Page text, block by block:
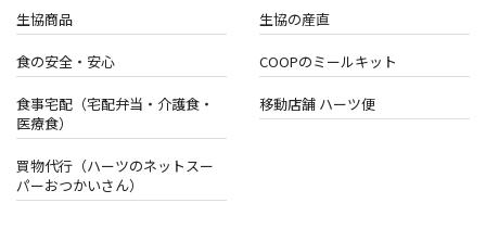
生協商品 生協の産直
食の安全・安心 COOPのミールキット
食事宅配（宅配弁当・介護食・
医療食）
移動店舗 ハーツ便
買物代行（ハーツのネットスー
パーおつかいさん）